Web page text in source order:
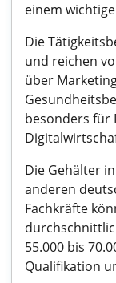
einem
Die
und reichen
über
besonders für
Die Gehälter
anderen
Fachkräfte
55.000 bis
Qualifikation